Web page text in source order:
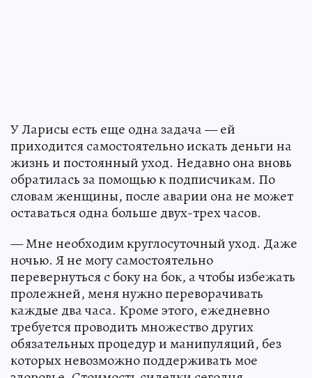
У Ларисы есть еще одна задача — ей
приходится самостоятельно искать деньги на
жизнь и постоянный уход. Недавно она вновь
обратилась за помощью к подписчикам. По
словам женщины, после аварии она не может
оставаться одна больше двух-трех часов.
— Мне необходим круглосуточный уход. Даже
ночью. Я не могу самостоятельно
перевернуться с боку на бок, а чтобы избежать
пролежней, меня нужно переворачивать
каждые два часа. Кроме этого, ежедневно
требуется проводить множество других
обязательных процедур и манипуляций, без
которых невозможно поддерживать мое